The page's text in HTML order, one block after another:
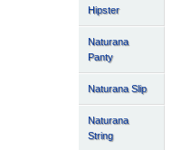
Hipster
Naturana
Panty
Naturana Slip
Naturana
String